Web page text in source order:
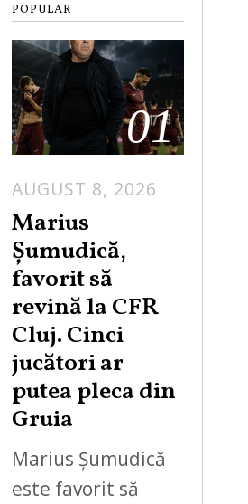
POPULAR
01
AUGUST 8, 2026
Marius
Șumudică,
favorit să
revină la CFR
Cluj. Cinci
jucători ar
putea pleca din
Gruia
Marius Șumudică
este favorit să